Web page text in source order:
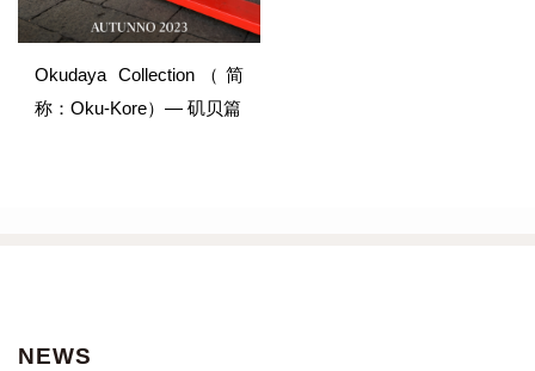
Okudaya Collection（简
称：Oku-Kore）— 矶贝篇
NEWS